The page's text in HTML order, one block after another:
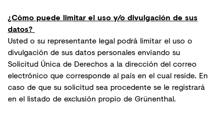
¿Cómo puede limitar el uso y/o divulgación de sus
datos?
Usted o su representante legal podrá limitar el uso o
divulgación de sus datos personales enviando su
Solicitud Única de Derechos a la dirección del correo
electrónico que corresponde al país en el cual reside. En
caso de que su solicitud sea procedente se le registrará
en el listado de exclusión propio de Grünenthal.